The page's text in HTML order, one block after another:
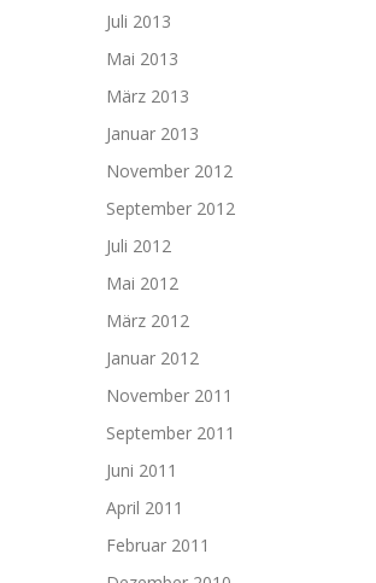
Juli 2013
Mai 2013
März 2013
Januar 2013
November 2012
September 2012
Juli 2012
Mai 2012
März 2012
Januar 2012
November 2011
September 2011
Juni 2011
April 2011
Februar 2011